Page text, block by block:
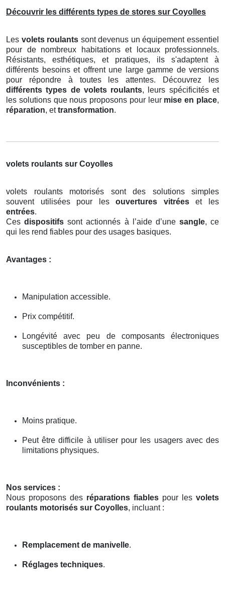
Découvrir les différents types de stores sur Coyolles
Les volets roulants sont devenus un équipement essentiel
pour de nombreux habitations et locaux professionnels.
Résistants, esthétiques, et pratiques, ils s'adaptent à
différents besoins et offrent une large gamme de versions
pour répondre à toutes les attentes. Découvrez les
différents types de volets roulants, leurs spécificités et
les solutions que nous proposons pour leur mise en place,
réparation, ettransformation.
volets roulants sur Coyolles
volets roulants motorisés sont des solutions simples
souvent utilisées pour lesouvertures vitréeset les
entrées.
Cesdispositifs sont actionnés à l’aide d’une sangle, ce
qui les rend fiables pour des usages basiques.
Avantages :
Manipulation accessible.
Prix compétitif.
Longévité avec peu de composants électroniques
susceptibles de tomber en panne.
Inconvénients :
Moins pratique.
Peut être difficile à utiliser pour les usagers avec des
limitations physiques.
Nos services :
Nous proposons des réparations fiables pour les volets
roulants motorisés sur Coyolles, incluant :
Remplacement de manivelle.
Réglages techniques.